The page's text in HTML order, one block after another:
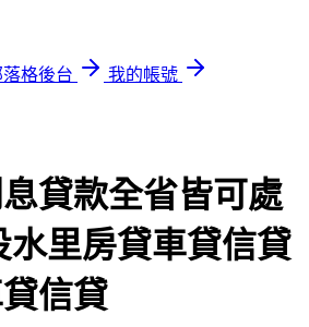
格後台
我的帳號
貸款全省皆可處
水里房貸車貸信貸
信貸